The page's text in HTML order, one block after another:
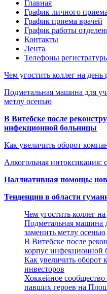
Главная
График личного
График приема врачей
График работы
Контакты
Лента
Телефоны
Чем угостить коллег на
Подметальная машина для
метлу осенью
В Витебске после
инфекционной больницы
Как увеличить оборот
Алкогольная
Паллиативная помощь:
Тенденции в области
Чем угостить коллег
Подметальная машина
заменить метлу осенью
В Витебске после
корпус инфекционной
Как увеличить оборот
инвесторов
Хоккейное
павших героев на